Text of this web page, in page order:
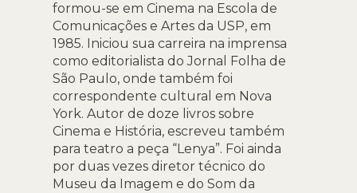
formou-se em Cinema na Escola de
Comunicações e Artes da USP, em
1985. Iniciou sua carreira na imprensa
como editorialista do Jornal Folha de
São Paulo, onde também foi
correspondente cultural em Nova
York. Autor de doze livros sobre
Cinema e História, escreveu também
para teatro a peça “Lenya”. Foi ainda
por duas vezes diretor técnico do
Museu da Imagem e do Som da